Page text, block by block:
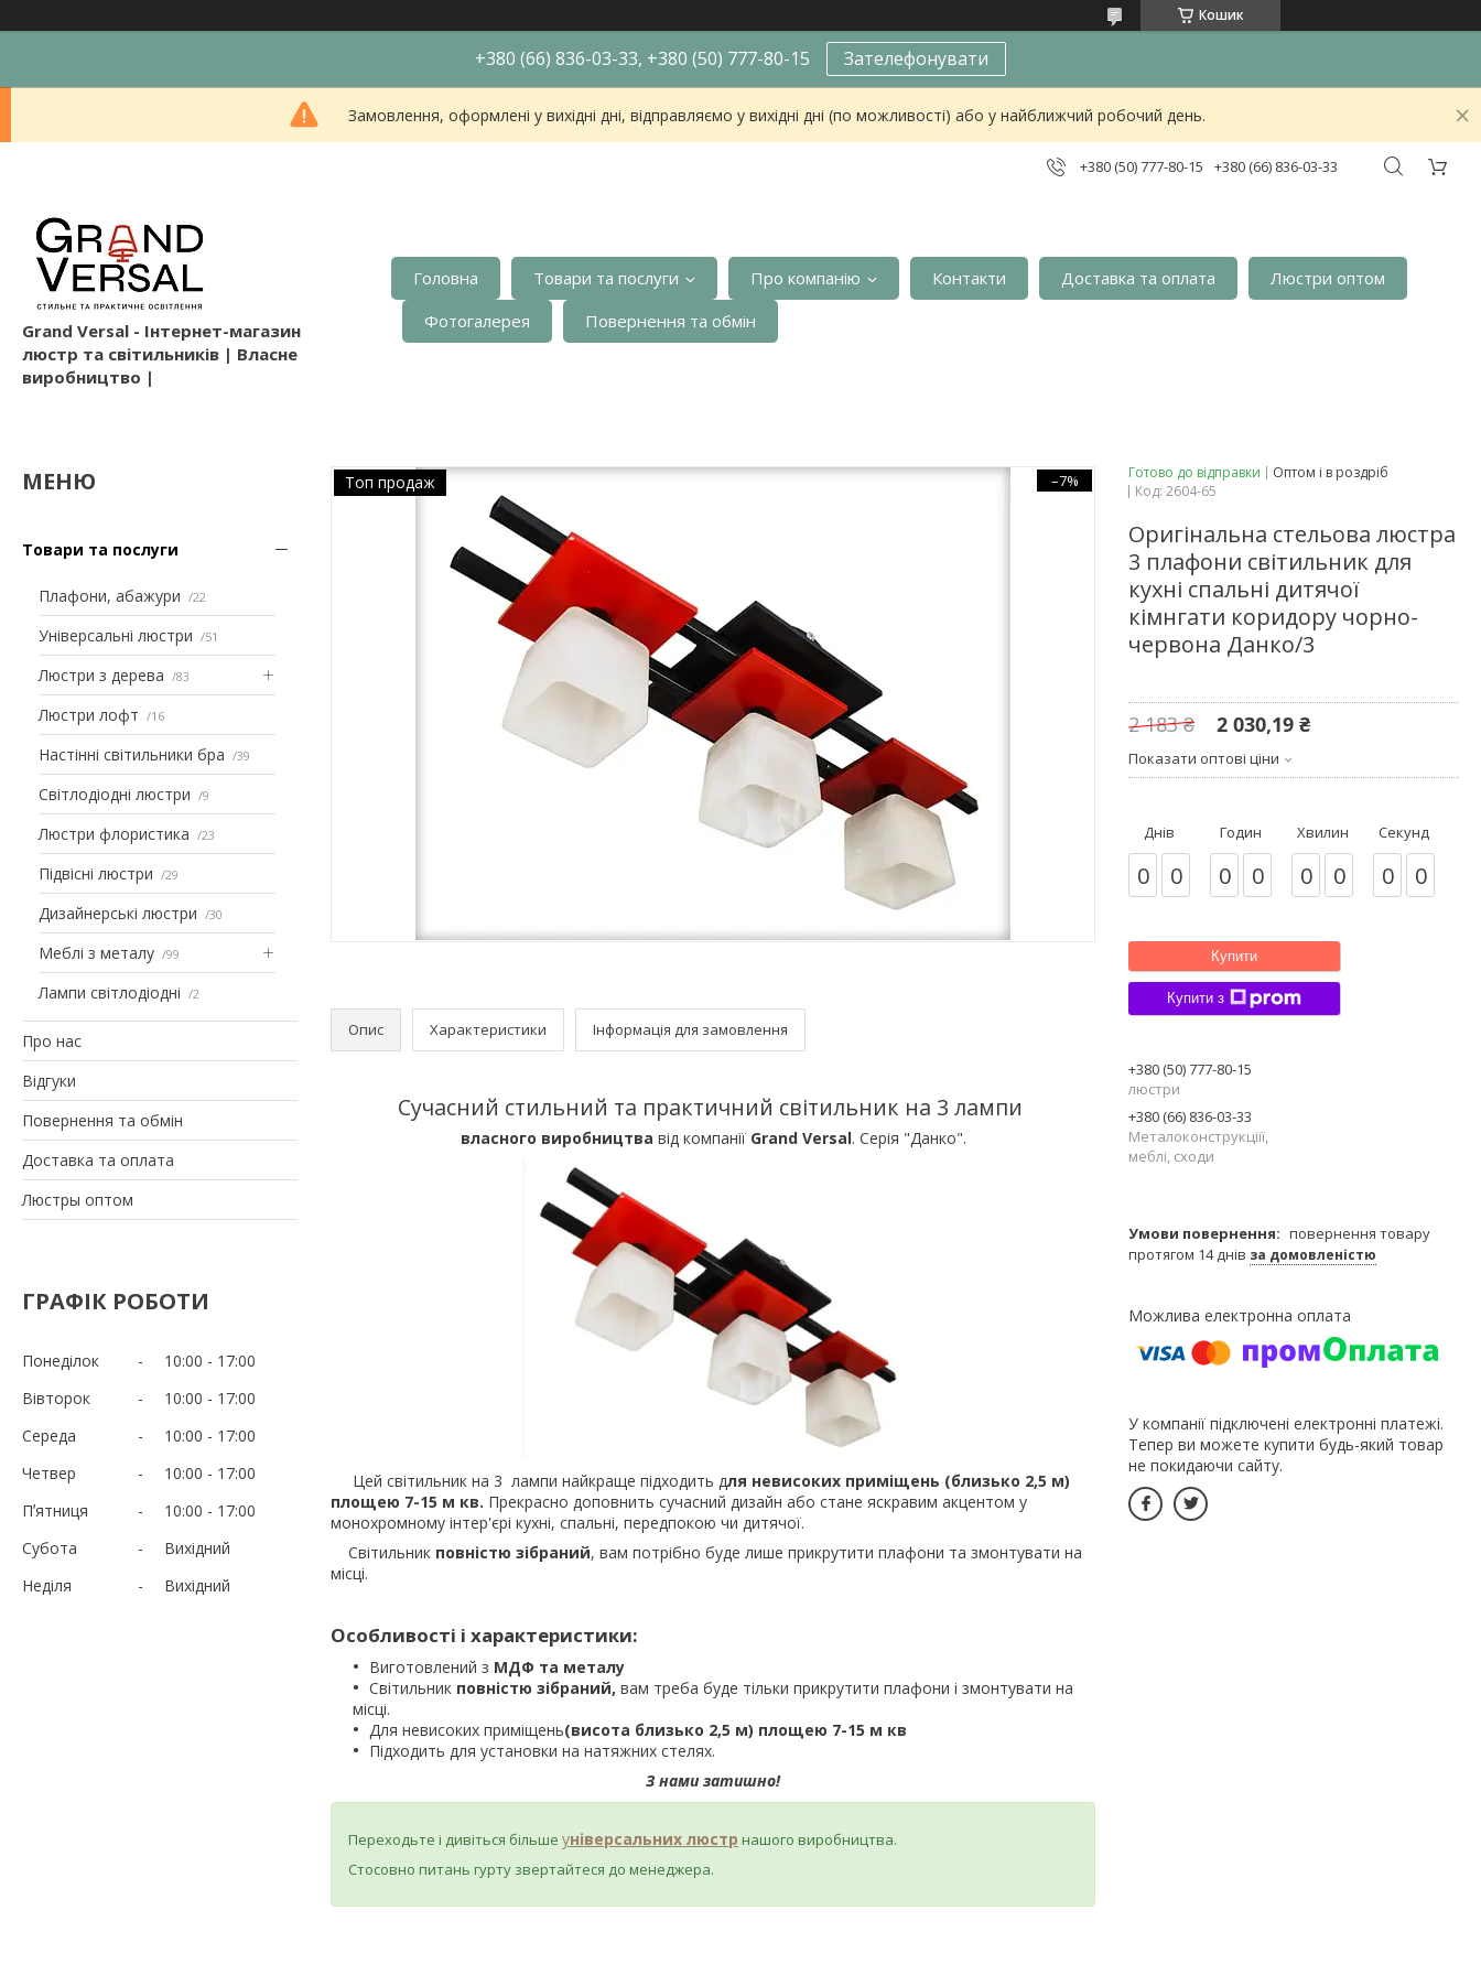
Кошик
+380 (66) 836-03-33, +380 (50) 777-80-15 Зателефонувати
Замовлення, оформлені у вихідні дні, відправляємо у вихідні дні (по можливості) або у найближчий робочий день.
+380 (50) 777-80-15 +380 (66) 836-03-33
Grand Versal - Інтернет-магазин
люстр та світильників | Власне
виробництво |
Головна Товари та послуги Про компанію Контакти Доставка та оплата
Люстри оптом
Фотогалерея
Повернення та обмін
Товари та послуги
Плафони, абажури 22
Універсальні люстри 51
Люстри з дерева 83
Люстри лофт 16
Настінні світильники бра 39
Світлодіодні люстри 9
Люстри флористика 23
Підвісні люстри 29
Дизайнерські люстри 30
Меблі з металу 99
Лампи світлодіодні 2
Про нас
Відгуки
Повернення та обмін
Доставка та оплата
Люстры оптом
ГРАФІК РОБОТИ
Понеділок 10:00
17:00
Вівторок
10:00
17:00
Середа
10:00
17:00
Четвер
10:00
17:00
Пʼятниця
10:00
17:00
Субота
Вихідний
Неділя
Вихідний
Топ продаж –7%
Опис Характеристики Інформація для замовлення
Сучасний стильний та практичний світильник на 3 лампи
власного виробництва від компанії Grand Versal. Серія "Данко".
Цей світильник на 3 лампи найкраще підходить для невисоких приміщень (близько 2,5 м)
площею 7-15 м кв. Прекрасно доповнить сучасний дизайн або стане яскравим акцентом у
монохромному інтер'єрі кухні, спальні, передпокою чи дитячої.
Світильник повністю зібраний, вам потрібно буде лише прикрутити плафони та змонтувати на
місці.
Особливості і характеристики:
Виготовлений з МДФ та металу
Світильник повністю зібраний, вам треба буде тільки прикрутити плафони і змонтувати на
місці.
Для невисоких приміщень(висота близько 2,5 м) площею 7-15 м кв
Підходить для установки на натяжних стелях.
З нами затишно!
Переходьте і дивіться більше універсальних люстр нашого виробництва.
Стосовно питань гурту звертайтеся до менеджера.
Готово до відправки
Оптом і в роздріб
Код: 2604-65
Оригінальна стельова люстра
3 плафони світильник для
кухні спальні дитячої
кімнгати коридору чорно-
червона Данко/3
2 183 ₴ 2 030,19 ₴
Показати оптові ціни
Днів
0 0
Годин
0 0
Хвилин
0 0
Секунд
0 0
Купити
Купити з
+380 (50) 777-80-15
люстри
+380 (66) 836-03-33
Металоконструкціїї,
меблі, сходи
повернення товару
протягом 14 днів за домовленістю
У компанії підключені електронні платежі.
Тепер ви можете купити будь-який товар
не покидаючи сайту.